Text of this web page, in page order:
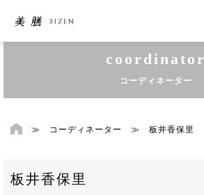
coordinator
コーディネーター
≫ コーディネーター ≫ 板井香保里
板井香保里